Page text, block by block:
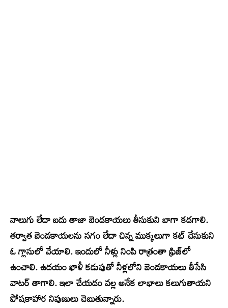
నాలుగు లేదా ఐదు తాజా బెండకాయలు తీసుకుని బాగా కడగాలి.
తర్వాత బెండకాయలను సగం లేదా చిన్న ముక్కలుగా కట్ చేసుకుని
ఓ గ్లాసులో వేయాలి. ఇందులో నీళ్లు నింపి రాత్రంతా ఫ్రిజ్‌లో
ఉంచాలి. ఉదయం ఖాళీ కడుపుతో నీళ్లలోని బెండకాయలు తీసేసి
వాటర్ తాగాలి. ఇలా చేయడం వల్ల అనేక లాభాలు కలుగుతాయని
పోషకాహార నిపుణులు చెబుతున్నారు.